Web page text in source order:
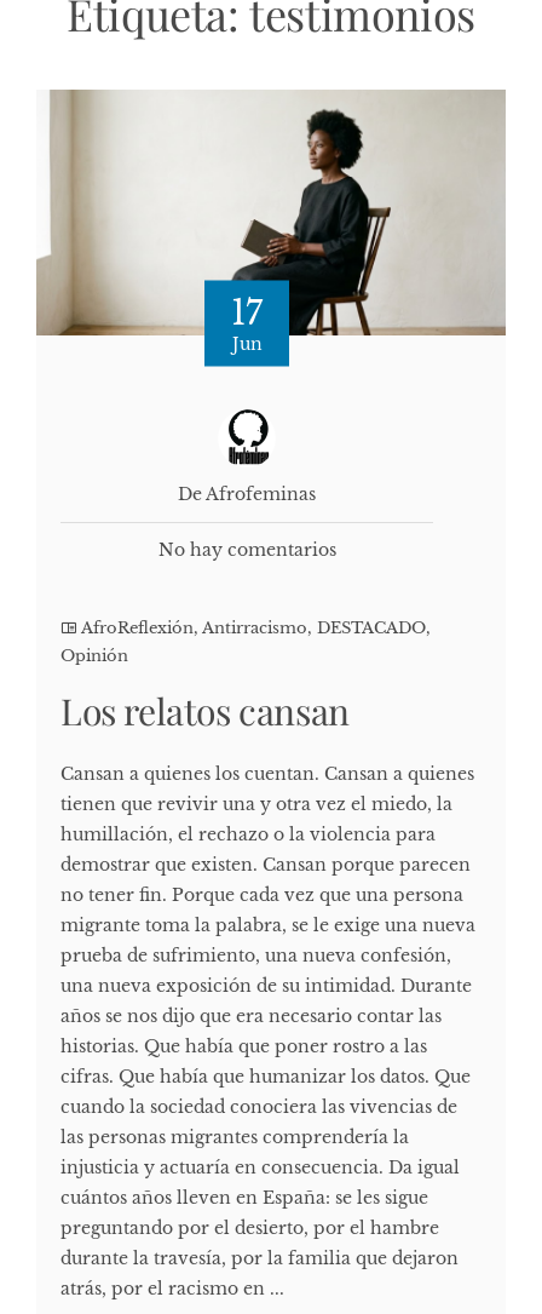
Etiqueta:testimonios
17
Jun
De Afrofeminas
No hay comentarios
AfroReflexión, Antirracismo, DESTACADO,
Opinión
Los relatos cansan
Cansan a quienes los cuentan. Cansan a quienes
tienen que revivir una y otra vez el miedo, la
humillación, el rechazo o la violencia para
demostrar que existen. Cansan porque parecen
no tener fin. Porque cada vez que una persona
migrante toma la palabra, se le exige una nueva
prueba de sufrimiento, una nueva confesión,
una nueva exposición de su intimidad. Durante
años se nos dijo que era necesario contar las
historias. Que había que poner rostro a las
cifras. Que había que humanizar los datos. Que
cuando la sociedad conociera las vivencias de
las personas migrantes comprendería la
injusticia y actuaría en consecuencia. Da igual
cuántos años lleven en España: se les sigue
preguntando por el desierto, por el hambre
durante la travesía, por la familia que dejaron
atrás, por el racismo en ...